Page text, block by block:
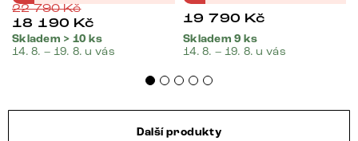
22 790Kč
18 190 Kč
Skladem > 10 ks
14. 8. – 19. 8. u vás
19 790 Kč
Skladem 9 ks
14. 8. – 19. 8. u vás
Další produkty